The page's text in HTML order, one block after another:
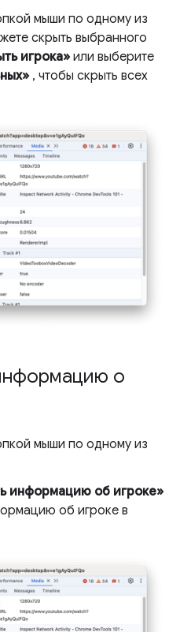
мыши по одному из
скрыть выбранного
игрока»или выберите
, чтобы скрыть всех
о
мыши по одному из
информацию об игроке»
об игроке в